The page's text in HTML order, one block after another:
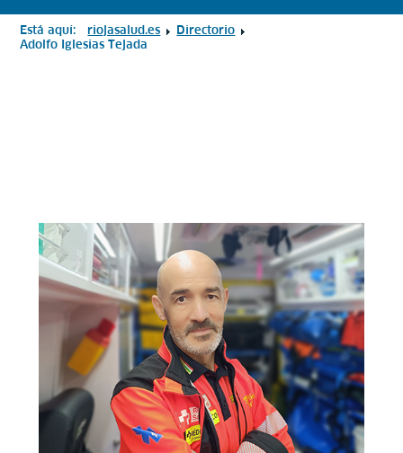
Está aquí: riojasalud.es
Directorio
Adolfo Iglesias Tejada